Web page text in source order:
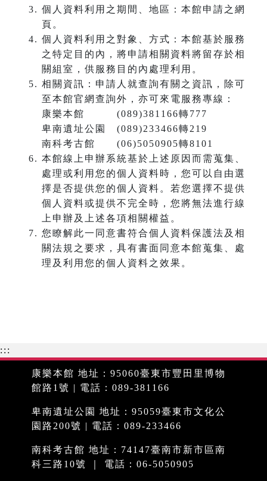
個人資料利用之期間、地區：本館申請之網
頁。
個人資料利用之對象、方式：本館基於服務
之特定目的內，將申請相關資料將留存於相
關組室，供服務目的內處理利用。
相關資訊：申請人就查詢有關之資訊，除可
至本館官網查詢外，亦可來電服務專線：
康樂本館 (089)381166轉777
卑南遺址公園 (089)233466轉219
南科考古館 (06)5050905轉8101
本館線上申辦系統基於上述原因而需蒐集、
處理或利用您的個人資料時，您可以自由選
擇是否提供您的個人資料。若您選擇不提供
個人資料或提供不完全時，您將無法進行線
上申辦及上述各項相關權益。
您瞭解此一同意書符合個人資料保護法及相
關法規之要求，具有書面同意本館蒐集、處
理及利用您的個人資料之效果。
:::
康樂本館 地址：95060臺東市豐田里博物
館路1號 | 電話：089-381166
卑南遺址公園 地址：95059臺東市文化公
園路200號 | 電話：089-233466
南科考古館 地址：74147臺南市新市區南
科三路10號 ｜ 電話：06-5050905